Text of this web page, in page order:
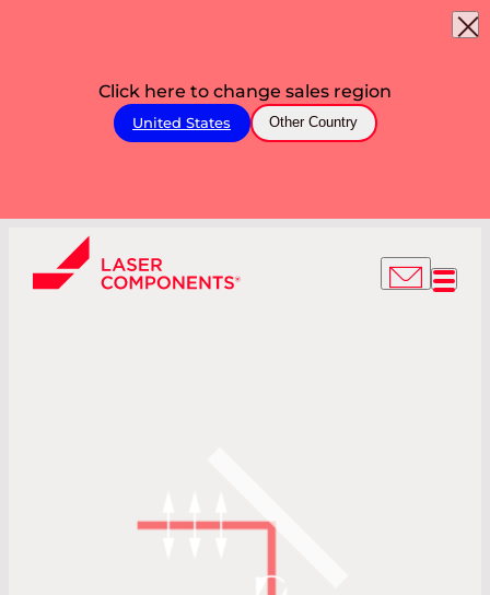
Click here to change sales region
United States Other Country